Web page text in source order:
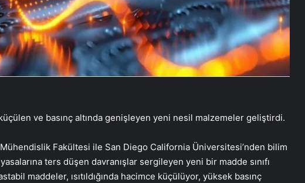
küçülen ve basınç altında genişleyen yeni nesil malzemeler geliştirdi.
Fakültesi ile San Diego California Üniversitesi’nden bilim
ters düşen davranışlar sergileyen yeni bir madde sınıfı
maddeler, ısıtıldığında hacimce küçülüyor, yüksek basınç